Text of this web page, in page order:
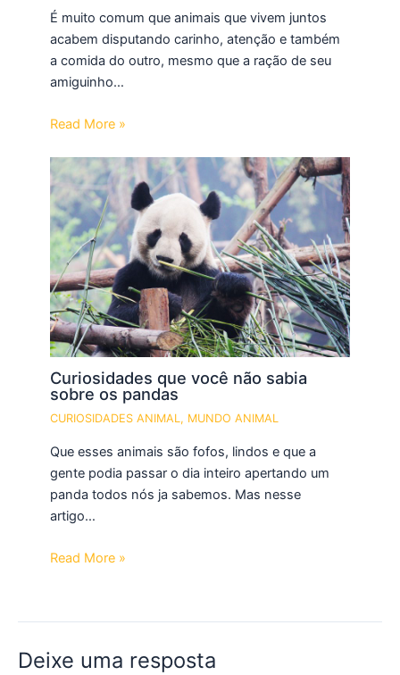
É muito comum que animais que vivem juntos
acabem disputando carinho, atenção e também
a comida do outro, mesmo que a ração de seu
amiguinho…
Read More »
Curiosidades que você não sabia
sobre os pandas
CURIOSIDADES ANIMAL, MUNDO ANIMAL
Que esses animais são fofos, lindos e que a
gente podia passar o dia inteiro apertando um
panda todos nós ja sabemos. Mas nesse
artigo…
Read More »
Deixe uma resposta